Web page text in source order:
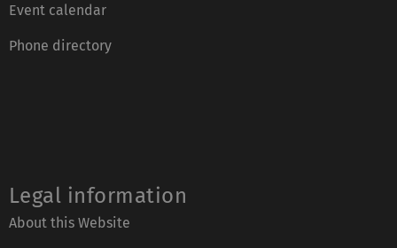
Event calendar
Phone directory
Legal information
About this Website